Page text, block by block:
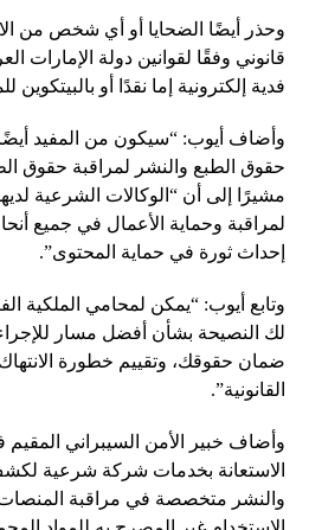
وحذر أيضًا الضحايا أو أي شخص من
قانوني وفقًا لقوانين دولة الإمارات
فدية إلكترونية إما نقدًا أو بالبيتكوين
وأضاف أيوب: “سيكون من المفيد
حقوق الطبع والنشر لمراقبة حقوق
مشيرًا إلى أن “الوكالات الشرعية لديها
لمراقبة وحماية الأعمال في جميع
إحداث ثورة في حماية المحتوى”.
وتابع أيوب: “يمكن لمحامي الملكية
لك النصيحة بشأن أفضل مسار
ضمان حقوقك، وتقييم خطورة
القانونية”.
وأضاف خبير الأمن السيبراني المقيم
الاستعانة بخدمات شركة شرعية
والنشر متخصصة في مراقبة المنصات